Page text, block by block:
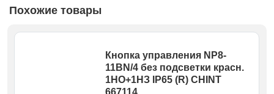
Похожие товары
Кнопка управления NP8-
11BN/4 без подсветки красн.
1НО+1НЗ IP65 (R) CHINT
667114